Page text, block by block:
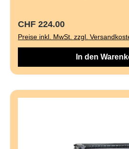
Regulärer Preis:
CHF 224.00
Preise inkl. MwSt. zzgl.
In den